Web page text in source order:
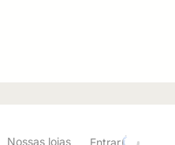
Nossas lojas Entrar